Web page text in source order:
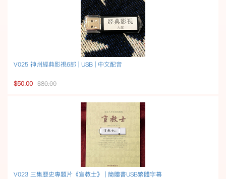
V025 神州經典影視6部 | USB | 中文配音
$50.00 $80.00
V023 三集歷史專題片《宣教士》 | 簡體書USB繁體字幕